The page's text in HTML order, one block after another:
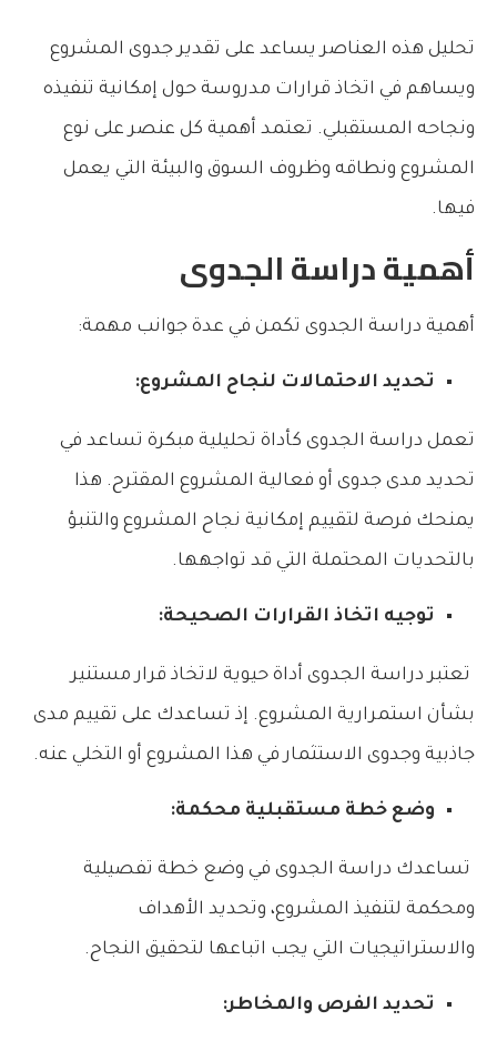
تحليل هذه العناصر يساعد على تقدير جدوى المشروع
ويساهم في اتخاذ قرارات مدروسة حول إمكانية تنفيذه
ونجاحه المستقبلي. تعتمد أهمية كل عنصر على نوع
المشروع ونطاقه وظروف السوق والبيئة التي يعمل
فيها.
أهمية دراسة الجدوى
أهمية دراسة الجدوى تكمن في عدة جوانب مهمة:
تحديد الاحتمالات لنجاح المشروع:
تعمل دراسة الجدوى كأداة تحليلية مبكرة تساعد في
تحديد مدى جدوى أو فعالية المشروع المقترح. هذا
يمنحك فرصة لتقييم إمكانية نجاح المشروع والتنبؤ
بالتحديات المحتملة التي قد تواجهها.
توجيه اتخاذ القرارات الصحيحة:
تعتبر دراسة الجدوى أداة حيوية لاتخاذ قرار مستنير
بشأن استمرارية المشروع. إذ تساعدك على تقييم مدى
جاذبية وجدوى الاستثمار في هذا المشروع أو التخلي عنه.
وضع خطة مستقبلية محكمة:
تساعدك دراسة الجدوى في وضع خطة تفصيلية
ومحكمة لتنفيذ المشروع، وتحديد الأهداف
والاستراتيجيات التي يجب اتباعها لتحقيق النجاح.
تحديد الفرص والمخاطر: